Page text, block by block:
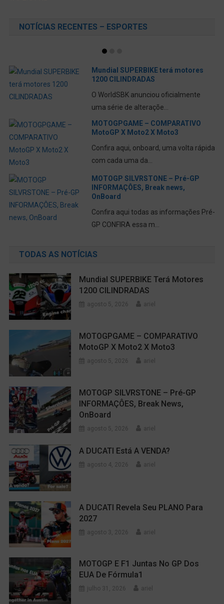
NOTÍCIAS RECENTES – ESPORTES
Mundial SUPERBIKE terá motores
1200 CILINDRADAS
O WorldSBK anunciou oficialmente
uma série de alteraçõe...
MOTOGPGAME – COMPARATIVO
MotoGP X Moto2 X Moto3
Confira aqui, onboard, uma volta rápida
com cada uma da...
MOTOGP SILVRSTONE – Pré-GP
INFORMAÇÔES, Break news,
OnBoard
Confira aqui todas as informações Pré-
GP CONFIRA essa m...
TODAS AS NOTÍCIAS
Mundial SUPERBIKE Terá Motores
1200 CILINDRADAS
agosto 5, 2026 ariel
MOTOGPGAME – COMPARATIVO
MotoGP X Moto2 X Moto3
agosto 5, 2026 ariel
MOTOGP SILVRSTONE – Pré-GP
INFORMAÇÔES, Break News,
OnBoard
agosto 5, 2026 ariel
A DUCATI Está A VENDA?
agosto 4, 2026 ariel
A DUCATI Revela Seu PLANO Para
2027
agosto 3, 2026 ariel
MOTOGP E F1 Juntas No GP Dos
EUA De Fórmula1
julho 31, 2026 ariel